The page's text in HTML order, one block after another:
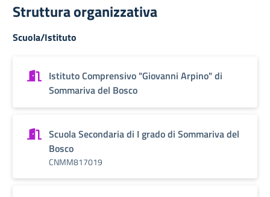
Struttura organizzativa
Scuola/Istituto
Istituto Comprensivo "Giovanni Arpino" di
Sommariva del Bosco
Scuola Secondaria di I grado di Sommariva del
Bosco
CNMM817019